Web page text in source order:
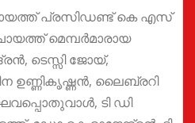
പ്രസിഡണ്ട് കെ എസ്
മെമ്പർമാരായ
ടെസ്സി ജോയ്,
ഉണ്ണികൃഷ്ണൻ, ലൈബ്രറി
ടി ഡി